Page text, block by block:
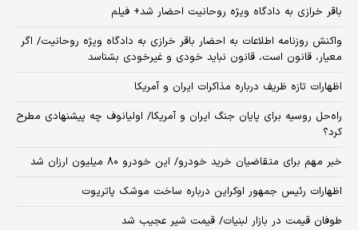
باقر خرازی به دادگاه ویژه روحانیت احضار شد+ فیلم
واکنش روزنامه اطلاعات به احضار باقر خرازی به دادگاه ویژه روحانیت/ اگر
معیار، قانون است، قانون نباید خودی و غیرخودی بشناسد
اظهارات تازه ظریف درباره مذاکرات ایران و آمریکا
راه‌حل روسیه برای پایان جنگ ایران و آمریکا/ اولیانوف چه پیشنهادی مطرح
کرد؟
خبر مهم برای متقاضیان خرید خودرو/ این خودرو ۸۰ میلیون ارزان شد
اظهارات رئیس جمهور اوکراین درباره ساخت موشک پاتریوت
طوفان قیمت در بازار لبنیات/ قیمت شیر عجیب شد